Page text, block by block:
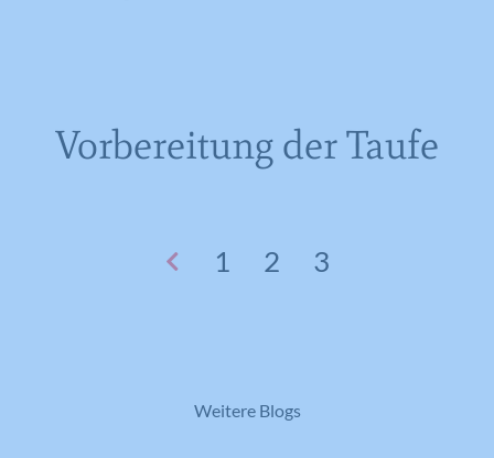
Vorbereitung der Taufe
1 2 3
Weitere Blogs